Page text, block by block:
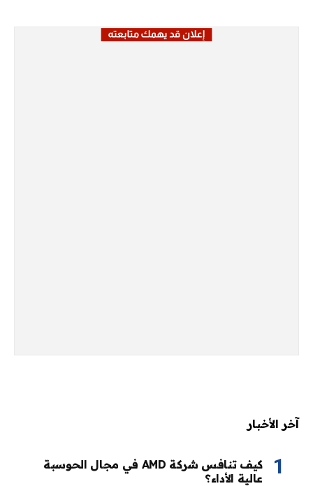
آخر الأخبار
كيف تنافس شركة AMD في مجال الحوسبة
عالية الأداء؟